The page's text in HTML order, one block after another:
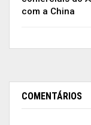
meu firme
Vida que
momento”.
Davi
com a China
COMENTÁRIOS